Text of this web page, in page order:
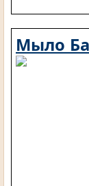
Мыло